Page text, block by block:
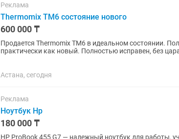
Реклама
Thermomix TM6 состояние нового
600 000 ₸
Продается Thermomix TM6 в идеальном состоянии.
практически как новый. Полностью исправен, без
Астана, сегодня
Реклама
Ноутбук Hp
180 000 ₸
HP ProBook 455 G7 — надежный ноутбук для работы,